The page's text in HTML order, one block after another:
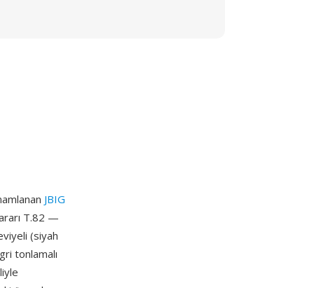
JBIG
T.82 —
(siyah
tonlamalı